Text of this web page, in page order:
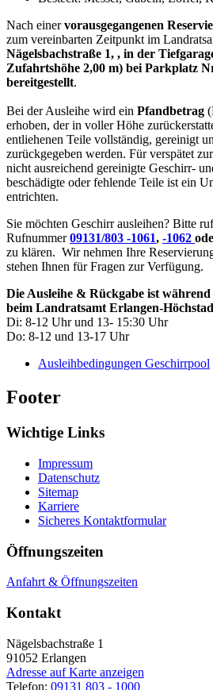
Nach einervorausgegangenen
zum vereinbarten Zeitpunkt im
Nägelsbachstraße 1, , in der
Zufahrtshöhe 2,00 m) bei Parkplatz
bereitgestellt.
Bei der Ausleihe wird ein Pfandbetrag
erhoben, der in voller Höhe
entliehenen Teile vollständig, gereinigt
zurückgegeben werden. Für verspätet
nicht ausreichend gereinigte Geschirr-
beschädigte oder fehlende Teile ist ein
entrichten.
Sie möchten Geschirr ausleihen? Bitte
Rufnummer09131/803 -1061, -1062
zu klären. Wir nehmen Ihre
stehen Ihnen für Fragen zur Verfügung.
Die Ausleihe & Rückgabe ist
beim Landratsamt Erlangen-
Di: 8-12 Uhr und 13- 15:30 Uhr
Do: 8-12 und 13-17 Uhr
Ausleihbedingungen Geschirrpool
Footer
Wichtige Links
Impressum
Datenschutz
Sitemap
Karriere
Sicheres Kontaktformular
Öffnungszeiten
Anfahrt & Öffnungszeiten
Kontakt
Nägelsbachstraße 1
91052 Erlangen
Adresse auf Karte anzeigen
Telefon: 09131 803 - 1000